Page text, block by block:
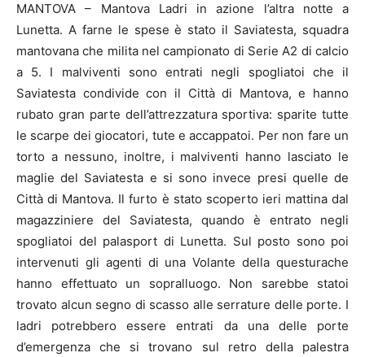
MANTOVA – Mantova Ladri in azione l’altra notte a
Lunetta. A farne le spese è stato il Saviatesta, squadra
mantovana che milita nel campionato di Serie A2 di calcio
a 5. I malviventi sono entrati negli spogliatoi che il
Saviatesta condivide con il Città di Mantova, e hanno
rubato gran parte dell’attrezzatura sportiva: sparite tutte
le scarpe dei giocatori, tute e accappatoi. Per non fare un
torto a nessuno, inoltre, i malviventi hanno lasciato le
maglie del Saviatesta e si sono invece presi quelle de
Città di Mantova. Il furto è stato scoperto ieri mattina dal
magazziniere del Saviatesta, quando è entrato negli
spogliatoi del palasport di Lunetta. Sul posto sono poi
intervenuti gli agenti di una Volante della questurache
hanno effettuato un sopralluogo. Non sarebbe statoi
trovato alcun segno di scasso alle serrature delle porte. I
ladri potrebbero essere entrati da una delle porte
d’emergenza che si trovano sul retro della palestra